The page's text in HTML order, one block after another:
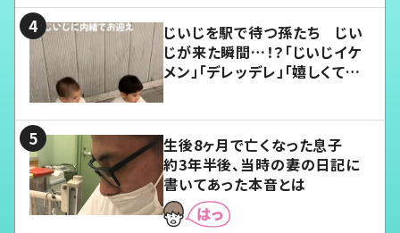
じいじを駅で待つ孫たち じい
じが来た瞬間…！？「じいじイケ
メン」「デレッデレ」「嬉しくて可
生後8ヶ月で亡くなった息子
約3年半後、当時の妻の日記に
書いてあった本音とは